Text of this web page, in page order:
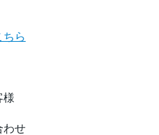
ちら
様
わせ